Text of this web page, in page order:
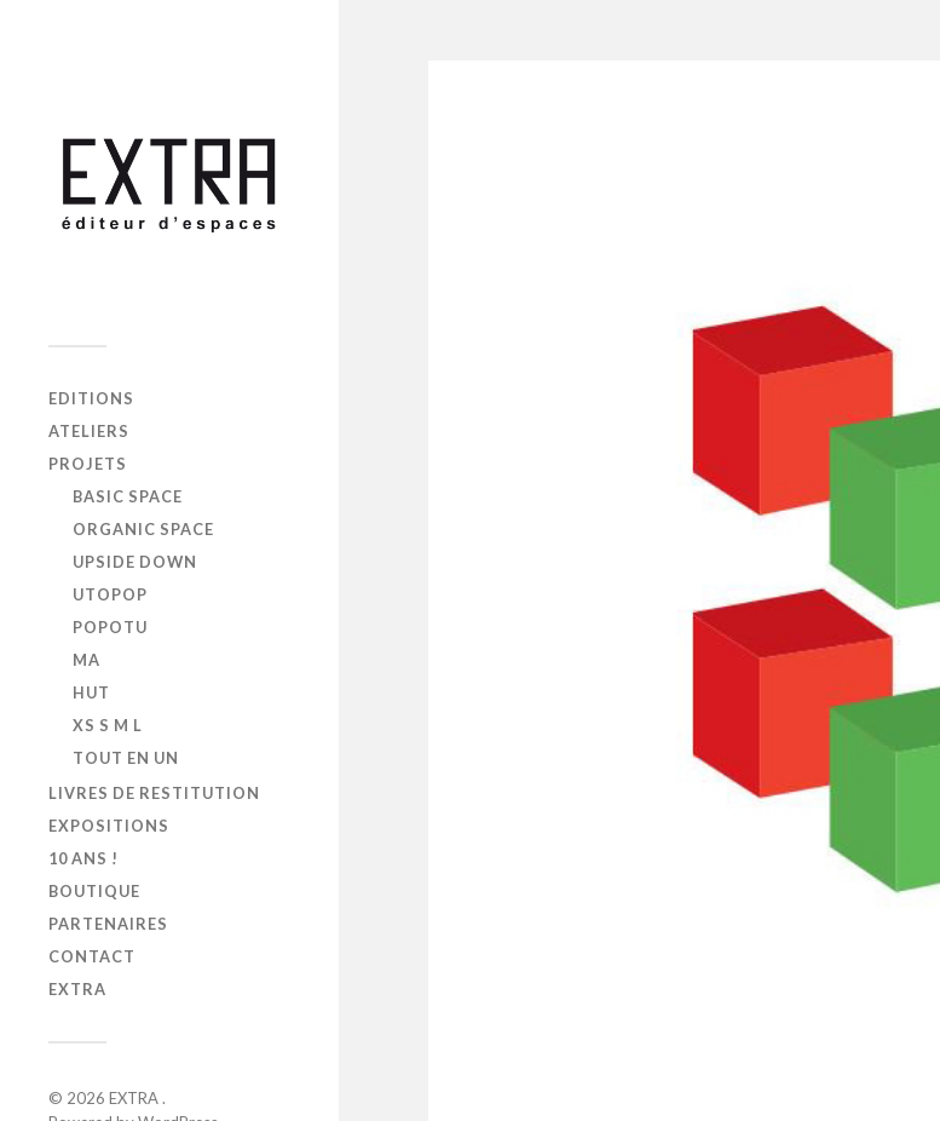
EDITIONS
ATELIERS
PROJETS
BASIC SPACE
ORGANIC SPACE
UPSIDE DOWN
UTOPOP
POPOTU
MA
HUT
XS S M L
TOUT EN UN
LIVRES DE RESTITUTION
EXPOSITIONS
10 ANS !
BOUTIQUE
PARTENAIRES
CONTACT
EXTRA
© 2026 EXTRA.